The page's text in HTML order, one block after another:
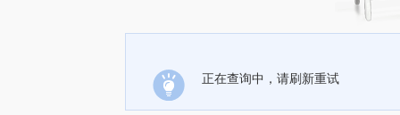
正在查询中，请刷新重试